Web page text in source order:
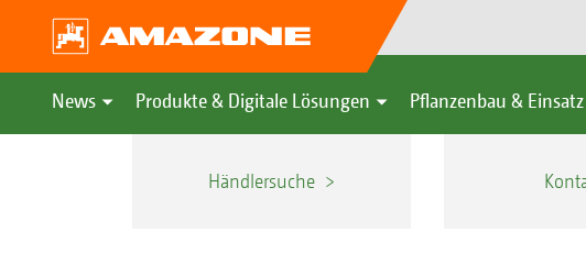
News Produkte & Digitale Lösungen Pflanzenbau & Einsatz
Händlersuche